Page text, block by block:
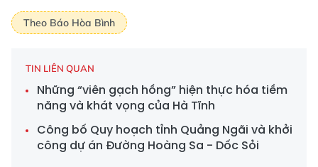
Theo Báo Hòa Bình
TIN LIÊN QUAN
Những “viên gạch hồng” hiện thực hóa tiềm
năng và khát vọng của Hà Tĩnh
Công bố Quy hoạch tỉnh Quảng Ngãi và khởi
công dự án Đường Hoàng Sa - Dốc Sỏi